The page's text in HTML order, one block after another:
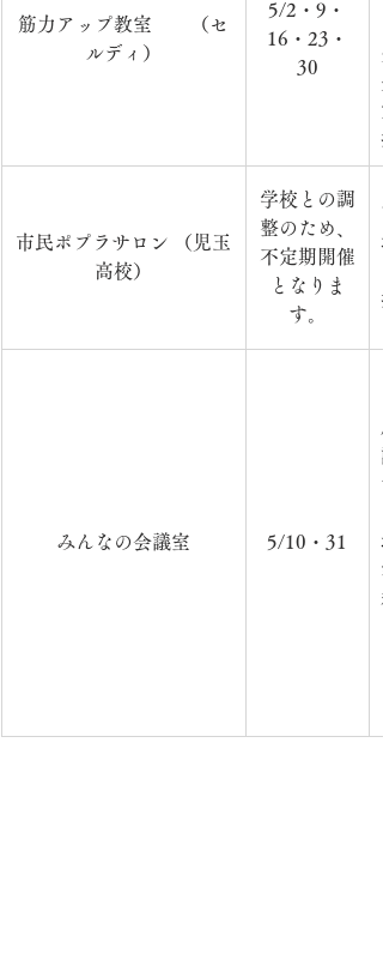
筋力アップ教室　　（セ
ルディ）
5/2・9・
16・23・
30
市民ポプラサロン （児玉
高校）
学校との調
整のため、
不定期開催
となりま
す。
みんなの会議室 5/10・31